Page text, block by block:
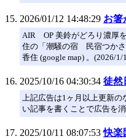
2026/01/12 14:48:29 お箸
AIR OP 美鈴がどろり濃厚
住の「潮騒の宿 民宿つか
香住 (google map) 。(2026/1/
2025/10/16 04:30:34 徒然
上記広告は1ヶ月以上更新
い記事を書くことで広告を消
2025/10/11 08:07:53 快楽